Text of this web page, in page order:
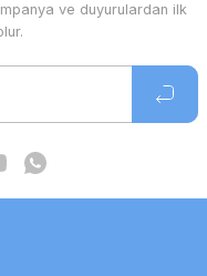
ve duyurulardan ilk